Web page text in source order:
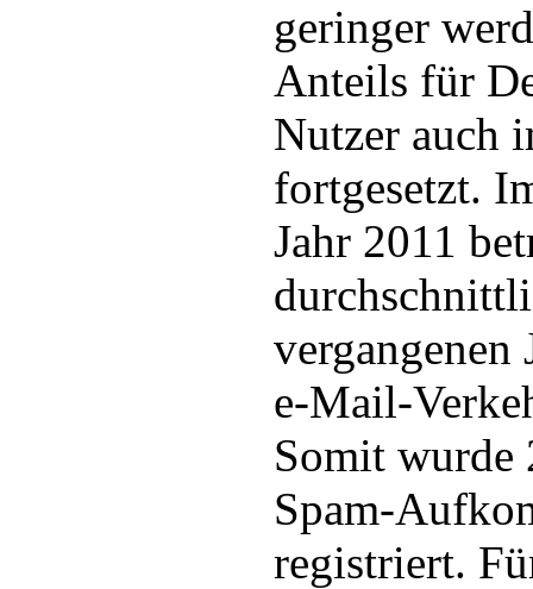
geringer
Anteils für
Nutzer auch
fortgesetzt.
Jahr 2011
e-Mail-
Somit wurde
Spam-
registriert.